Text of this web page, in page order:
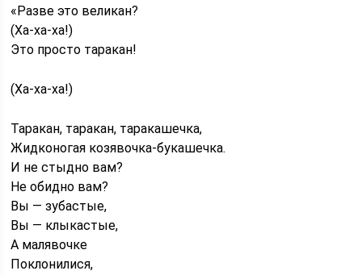
«Разве это великан?
(Ха-ха-ха!)
Это просто таракан!
(Ха-ха-ха!)
Таракан, таракан, таракашечка,
Жидконогая козявочка-букашечка.
И не стыдно вам?
Не обидно вам?
Вы — зубастые,
Вы — клыкастые,
А малявочке
Поклонилися,